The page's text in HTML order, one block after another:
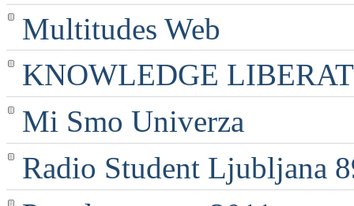
Multitudes Web
KNOWLEDGE
Mi Smo Univerza
Radio Student Ljubljana